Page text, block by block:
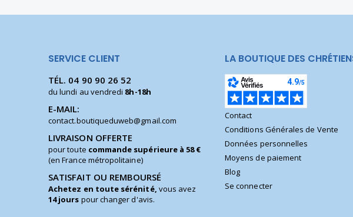
SERVICE CLIENT
TÉL. 04 90 90 26 52
du lundi au vendredi 8h-18h
E-MAIL:
contact.boutiqueduweb@gmail.com
LIVRAISON OFFERTE
pour toute commande supérieure à 58 €
(en France métropolitaine)
SATISFAIT OU REMBOURSÉ
Achetez en toute sérénité, vous avez
14 jours pour changer d'avis.
LA BOUTIQUE DES
Contact
Conditions Générales de Vente
Données personnelles
Moyens de paiement
Blog
Se connecter